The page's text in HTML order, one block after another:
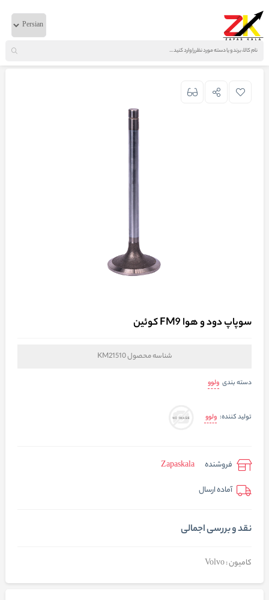
خانه لوازم برقی ولوو سوپاپ دود و هوا FM9 کوئین
سوپاپ دود و هوا FM9 کوئین
شناسه محصولKM21510
دسته بندی ولوو
تولید کننده: ولوو
فروشنده
Zapaskala
آماده ارسال
نقد و بررسی اجمالی
کامیون : Volvo